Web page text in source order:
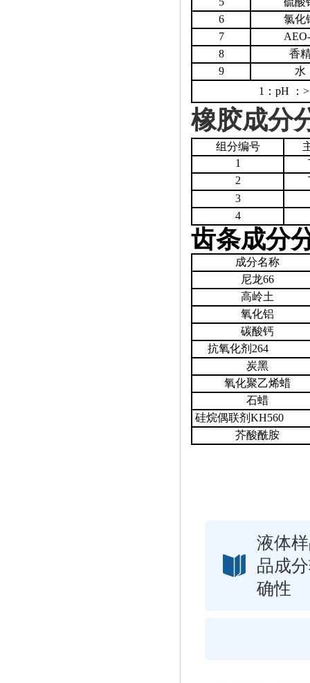
6
氯化
7
8
香
9
水
1 ： pH ：
橡胶成分
组分编号
1
2
3
4
齿条成分
成分名称
尼龙66
高岭土
氧化铝
碳酸钙
抗氧化剂
炭黑
氧化聚乙烯蜡
石蜡
硅烷偶联剂
芥酸酰胺
液体
品成
确性